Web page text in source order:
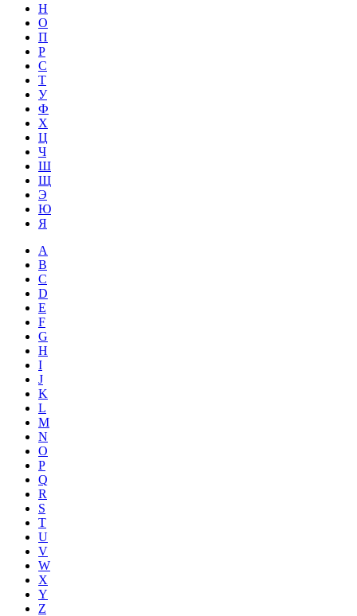
Н
О
П
Р
С
Т
У
Ф
Х
Ц
Ч
Ш
Щ
Э
Ю
Я
A
B
C
D
E
F
G
H
I
J
K
L
M
N
O
P
Q
R
S
T
U
V
W
X
Y
Z